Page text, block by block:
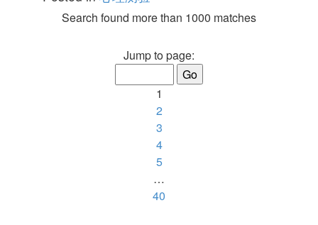
Search found more than 1000 matches
Page
1
of
40
Jump to page:
1
2
3
4
5
…
40